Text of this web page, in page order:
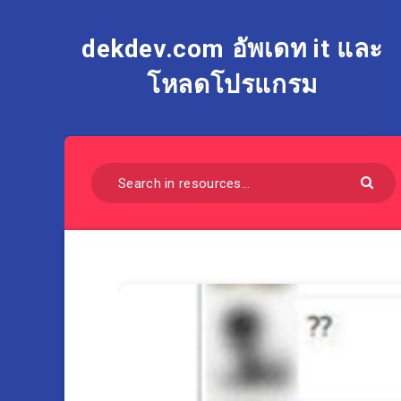
dekdev.com อัพเดท it และ
โหลดโปรแกรม